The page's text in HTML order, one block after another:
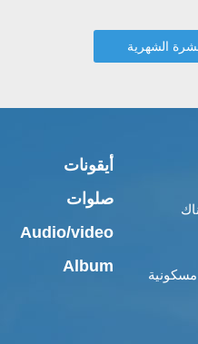
أيقونات
صلوات
Audio/video
Album